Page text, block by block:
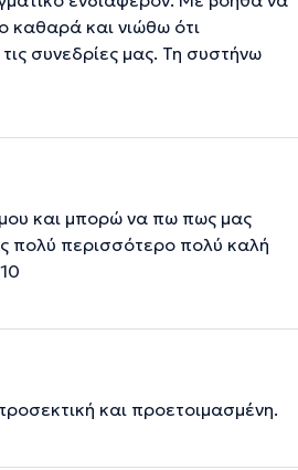
καθαρά και νιώθω ότι
συνεδρίες μας. Τη συστήνω
και μπορώ να πω πως μας
πολύ περισσότερο πολύ καλή
και προετοιμασμένη.